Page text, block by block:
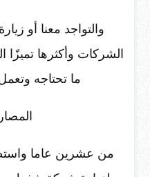
والتواجد معنا أو
الشركات وأكثرها
ما تحتاجه
من عشرين عاما